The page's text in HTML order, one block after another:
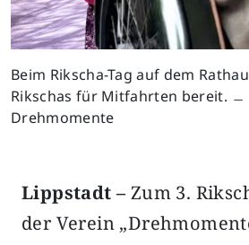
Beim Rikscha-Tag auf dem
Rikschas für Mitfahrten bereit. ﹘
Drehmomente
Lippstadt – Zum 3.
der Verein